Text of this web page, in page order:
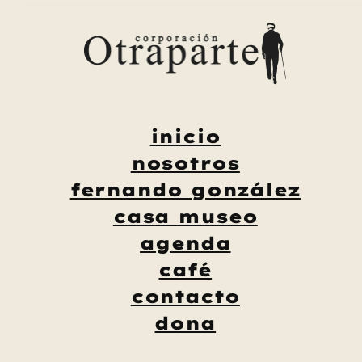
inicio
nosotros
fernando gonzález
casa museo
agenda
café
contacto
dona